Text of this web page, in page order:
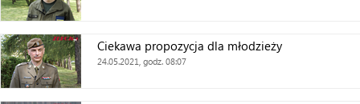
Ciekawa propozycja dla młodzieży
24.05.2021, godz. 08:07